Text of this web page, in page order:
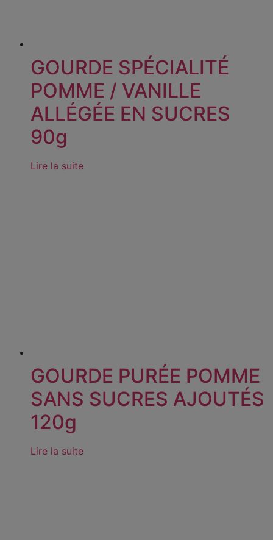
GOURDE SPÉCIALITÉ
POMME / VANILLE
ALLÉGÉE EN SUCRES
90g
Lire la suite
GOURDE PURÉE POMME
SANS SUCRES AJOUTÉS
120g
Lire la suite